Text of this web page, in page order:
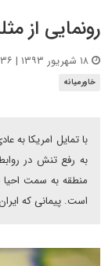
رونمایی از
خاورمیانه
با تمایل امریکا به
به رفع تنش در
منطقه به سمت احیا
است. پیمانی که